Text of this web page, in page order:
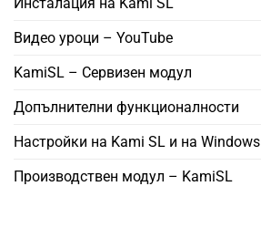
Видео уроци – YouTube
KamiSL – Сервизен модул
Допълнителни функционалности
Настройки на Kami SL и на Windows
Производствен модул – KamiSL